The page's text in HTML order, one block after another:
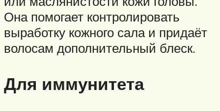
Она помогает контролировать
выработку кожного сала и придаёт
волосам дополнительный блеск.
Для иммунитета